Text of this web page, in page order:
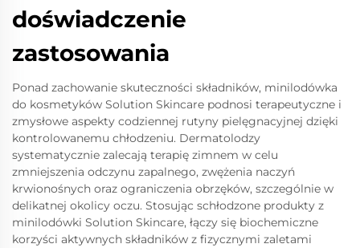
doświadczenie
zastosowania
Ponad zachowanie skuteczności składników, minilodówka
do kosmetyków Solution Skincare podnosi terapeutyczne i
zmysłowe aspekty codziennej rutyny pielęgnacyjnej dzięki
kontrolowanemu chłodzeniu. Dermatolodzy
systematycznie zalecają terapię zimnem w celu
zmniejszenia odczynu zapalnego, zwężenia naczyń
krwionośnych oraz ograniczenia obrzęków, szczególnie w
delikatnej okolicy oczu. Stosując schłodzone produkty z
minilodówki Solution Skincare, łączy się biochemiczne
korzyści aktywnych składników z fizycznymi zaletami